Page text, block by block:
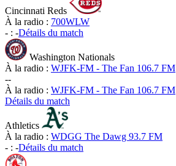
Cincinnati Reds
À la radio : 700WLW
- : -Détails du match
Washington Nationals
À la radio : WJFK-FM - The Fan 106.7 FM
--
À la radio : WJFK-FM - The Fan 106.7 FM
Détails du match
Athletics
À la radio : WDGG The Dawg 93.7 FM
- : -Détails du match